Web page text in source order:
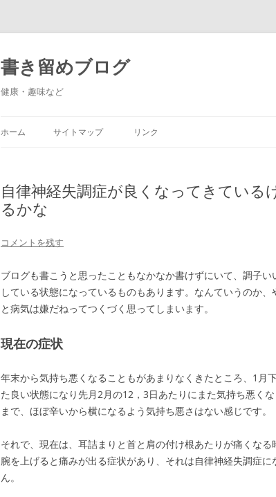
書き留めブログ
健康・趣味など
ホーム サイトマップ リンク
自律神経失調症が良くなってきている
るかな
コメントを残す
ブログも書こうと思ったこともなかなか書けずにいて、調子
している状態になっているものもあります。なんていうのか
と病気は嫌だねってつくづく思ってしまいます。
現在の症状
年末から気持ち悪くなることもがあまりなくきたところ、1月
た良い状態になり先月2月の12，3日あたりにまた気持ち悪く
まで、ほぼ辛いから横になるよう気持ち悪さはない感じです。
それで、現在は、耳詰まりと首と肩の付け根あたりが痛くな
腕を上げると痛みが出る症状があり、それは自律神経失調症
ん。